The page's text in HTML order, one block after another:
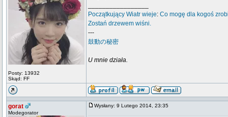
Posty: 13932
Skąd: FF
Początkujący Wiatr wieje: Co mogę dla kogoś
Zostań drzewem wiśni.
---
鼓動の秘密
U mnie działa.
gorat
Modegorator
Wysłany: 9 Lutego 2014, 23:35